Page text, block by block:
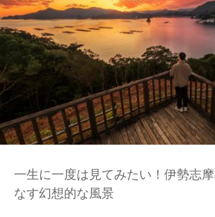
一生に一度は見てみたい！伊勢志
なす幻想的な風景